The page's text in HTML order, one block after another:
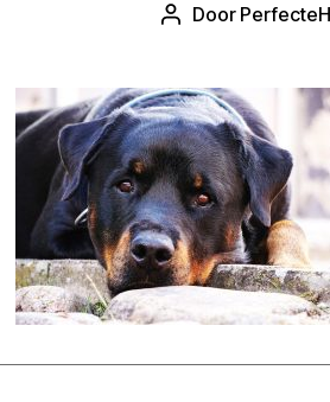
Berichtauteur
Door